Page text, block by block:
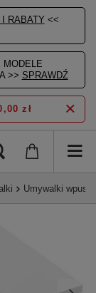
RABATY <<
MODELE
>> SPRAWDŹ
zł
Umywalki